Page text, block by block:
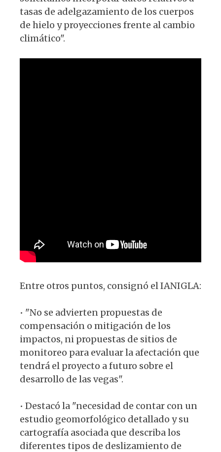
tasas de adelgazamiento de los cuerpos
de hielo y proyecciones frente al cambio
climático".
Entre otros puntos, consignó el IANIGLA:
• "No se advierten propuestas de
compensación o mitigación de los
impactos, ni propuestas de sitios de
monitoreo para evaluar la afectación que
tendrá el proyecto a futuro sobre el
desarrollo de las vegas".
• Destacó la "necesidad de contar con un
estudio geomorfológico detallado y su
cartografía asociada que describa los
diferentes tipos de deslizamiento de